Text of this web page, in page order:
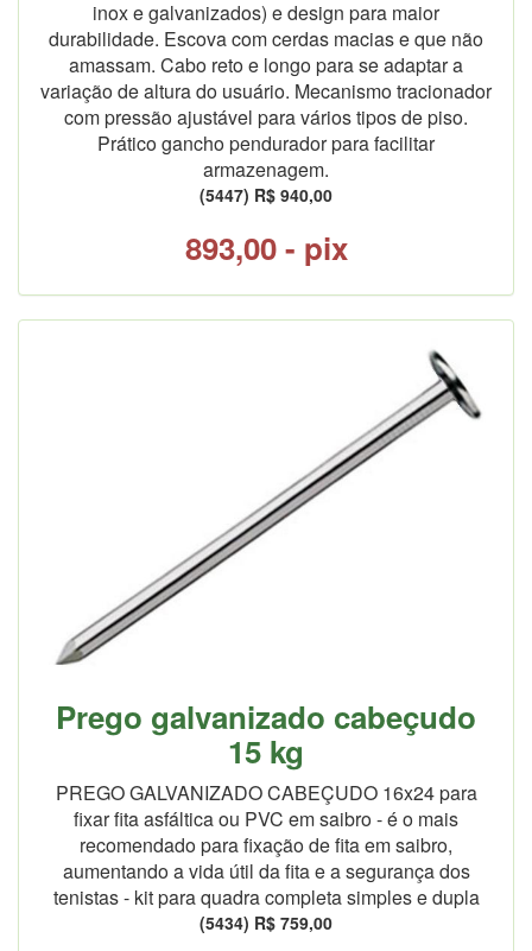
inox e galvanizados) e design para maior
durabilidade. Escova com cerdas macias e que não
amassam. Cabo reto e longo para se adaptar a
variação de altura do usuário. Mecanismo tracionador
com pressão ajustável para vários tipos de piso.
Prático gancho pendurador para facilitar
armazenagem.
(5447) R$ 940,00
893,00 - pix
Prego galvanizado cabeçudo
15 kg
PREGO GALVANIZADO CABEÇUDO 16x24 para
fixar fita asfáltica ou PVC em saibro - é o mais
recomendado para fixação de fita em saibro,
aumentando a vida útil da fita e a segurança dos
tenistas - kit para quadra completa simples e dupla
(5434) R$ 759,00